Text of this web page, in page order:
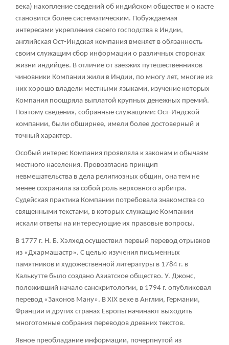
века) накопление сведений об индийском обществе и о касте
становится более систематическим. Побуждаемая
интересами укрепления своего господства в Индии,
английская Ост-Индская компания вменяет в обязанность
своим служащим сбор информации о различных сторонах
жизни индийцев. В отличие от заезжих путешественников
чиновники Компании жили в Индии, по многу лет, многие из
них хорошо владели местными языками, изучение которых
Компания поощряла выплатой крупных денежных премий.
Поэтому сведения, собранные служащими: Ост-Индской
компании, были обширнее, имели более достоверный и
точный характер.
Особый интерес Компания проявляла к законам и обычаям
местного населения. Провозгласив принцип
невмешательства в дела религиозных общин, она тем не
менее сохранила за собой роль верховного арбитра.
Судейская практика Компании потребовала знакомства со
священными текстами, в которых служащие Компании
искали ответы на интересующие их правовые вопросы.
В 1777 г. Н. Б. Хэлхед осуществил первый перевод отрывков
из «Дхармашастр». С целью изучения письменных
памятников и художественной литературы в 1784 г. в
Калькутте было создано Азиатское общество. У. Джонс,
положивший начало санскритологии, в 1794 г. опубликовал
перевод «Законов Ману». В XIX веке в Англии, Германии,
Франции и других странах Европы начинают выходить
многотомные собрания переводов древних текстов.
Явное преобладание информации, почерпнутой из